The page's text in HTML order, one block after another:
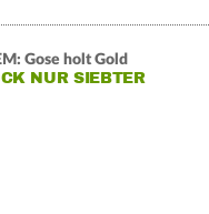
Gose holt Gold
NUR SIEBTER